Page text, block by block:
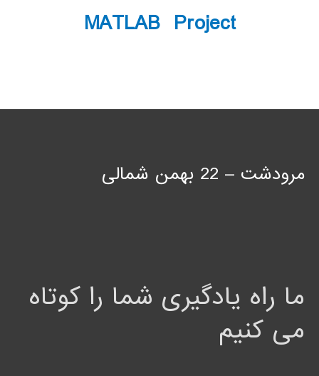
MATLAB Project
مرودشت – 22 بهمن شمالی
ما راه یادگیری شما را کوتاه
می کنیم